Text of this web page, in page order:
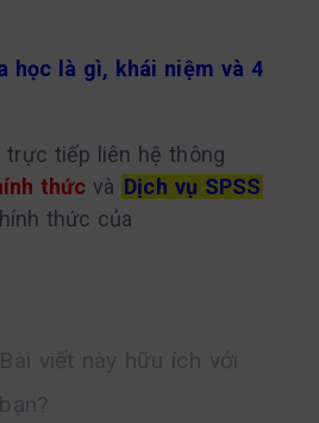
học là gì, khái niệm và 4
trực tiếp liên hệ thông
thức và Dịch vụ SPSS
thức của